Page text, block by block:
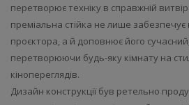
перетворює техніку в справжній
преміальна стійка не лише забезпечує
проєктора, а й доповнює його
перетворюючи будь-яку кімнату на
кінопереглядів.
Дизайн конструкції був ретельно